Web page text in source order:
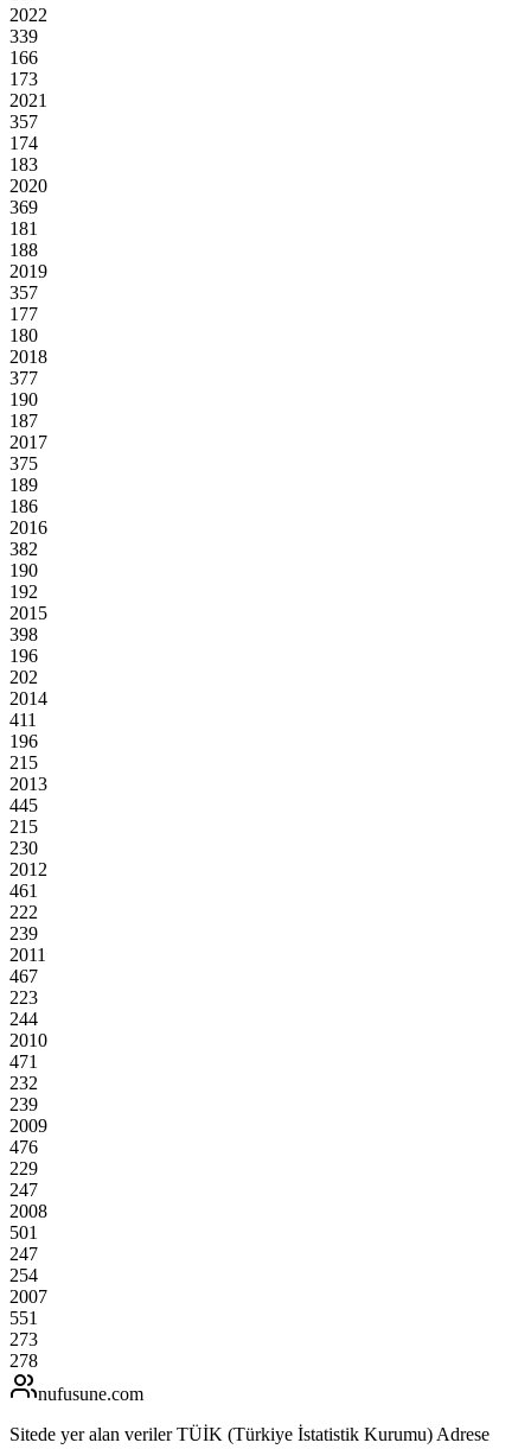
2022
339
166
173
2021
357
174
183
2020
369
181
188
2019
357
177
180
2018
377
190
187
2017
375
189
186
2016
382
190
192
2015
398
196
202
2014
411
196
215
2013
445
215
230
2012
461
222
239
2011
467
223
244
2010
471
232
239
2009
476
229
247
2008
501
247
254
2007
551
273
278
nufusune.com
Sitede yer alan veriler TÜİK (Türkiye İstatistik Kurumu) Adrese